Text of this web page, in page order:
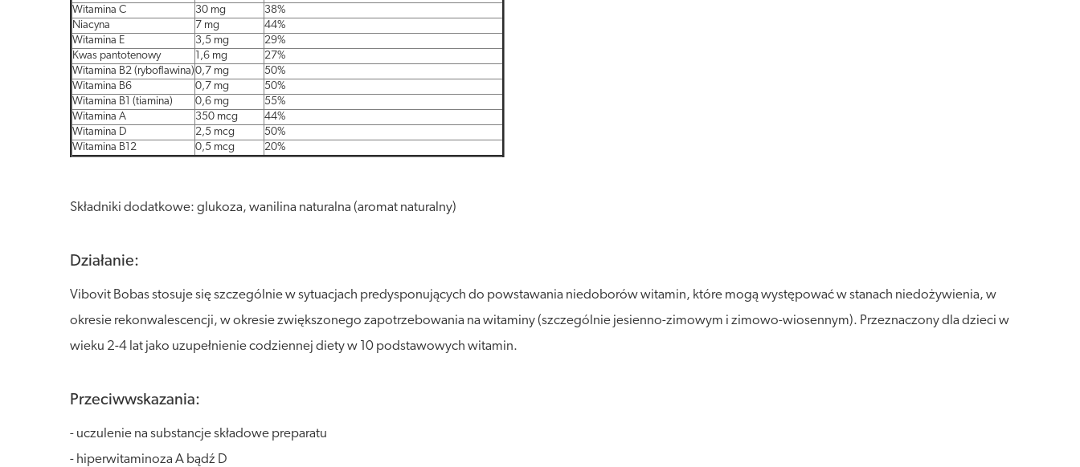
Witamina C 30 mg
38%
Niacyna
7 mg
44%
Witamina E
3,5 mg
29%
Kwas pantotenowy
1,6 mg
27%
Witamina B2 (ryboflawina)0,7 mg
50%
Witamina B6
0,7 mg
50%
Witamina B1 (tiamina)
0,6 mg
55%
Witamina A
350 mcg
44%
Witamina D
2,5 mcg
50%
Witamina B12
0,5 mcg 20%
Składniki dodatkowe: glukoza, wanilina naturalna (aromat naturalny)
Działanie:
Vibovit Bobas stosuje się szczególnie w sytuacjach predysponujących do powstawania niedoborów witamin, które mogą występować w stanach niedożywienia, w
okresie rekonwalescencji, w okresie zwiększonego zapotrzebowania na witaminy (szczególnie jesienno-zimowym i zimowo-wiosennym). Przeznaczony dla dzieci w
wieku 2-4 lat jako uzupełnienie codziennej diety w 10 podstawowych witamin.
Przeciwwskazania:
- uczulenie na substancje składowe preparatu
- hiperwitaminoza A bądź D